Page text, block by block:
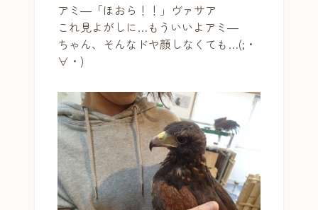
アミ―「ほおら！！」ヴァサア
これ見よがしに…もういいよアミ―
ちゃん、そんなドヤ顔しなくても…(;・
∀・)